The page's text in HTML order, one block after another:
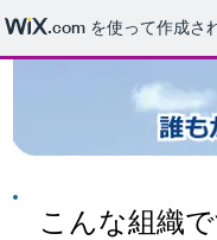
.comを使って作成さ
こんな組織